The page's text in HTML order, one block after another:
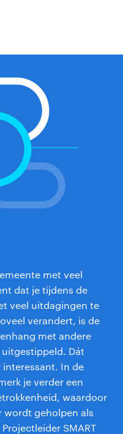
met veel
dat je tijdens de
veel uitdagingen te
verandert, is de
met andere
Dát
In de
je verder een
waardoor
wordt geholpen als
SMART